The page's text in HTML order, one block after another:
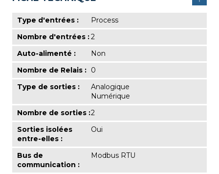
Type d'entrées :
Process
Nombre d'entrées :2
Auto-alimenté :
Non
Nombre de Relais : 0
Type de sorties :
Analogique
Numérique
Nombre de sorties :2
Sorties isolées
entre-elles :
Oui
Bus de
communication :
Modbus RTU